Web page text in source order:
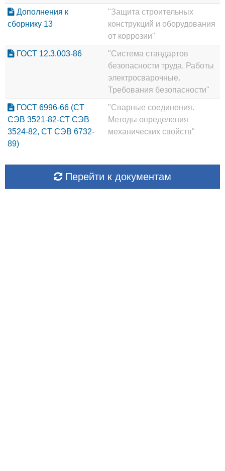
Дополнения к
сборнику 13
"Защита строительных
конструкций и оборудования
от коррозии"
ГОСТ 12.3.003-86
"Система стандартов
безопасности труда. Работы
электросварочные.
Требования безопасности"
ГОСТ 6996-66 (CT
СЭВ 3521-82-СТ СЭВ
3524-82, CT СЭВ 6732-
89)
"Сварные соединения.
Методы определения
механических свойств"
Перейти к документам